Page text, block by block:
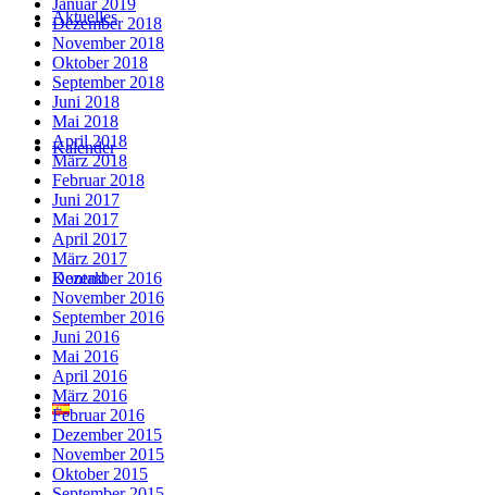
Aktuelles
Kalender
Kontakt
Januar 2019
Dezember 2018
November 2018
Oktober 2018
September 2018
Juni 2018
Mai 2018
April 2018
März 2018
Februar 2018
Juni 2017
Mai 2017
April 2017
März 2017
Dezember 2016
November 2016
September 2016
Juni 2016
Mai 2016
April 2016
März 2016
Februar 2016
Dezember 2015
November 2015
Oktober 2015